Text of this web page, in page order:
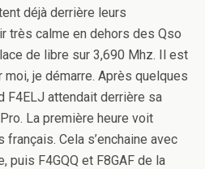
déjà derrière leurs
très calme en dehors des Qso
de libre sur 3,690 Mhz. Il est
moi, je démarre. Après quelques
F4ELJ attendait derrière sa
La première heure voit
Cela s’enchaine avec
puis F4GQQ et F8GAF de la